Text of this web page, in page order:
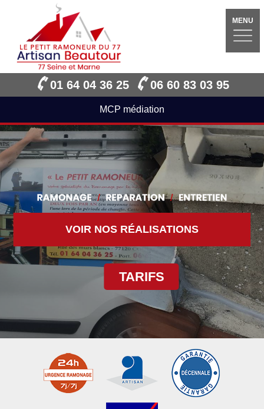
MENU
01 64 04 36 25 06 60 83 03 95
MCP médiation
VOIR NOS RÉALISATIONS
TARIFS